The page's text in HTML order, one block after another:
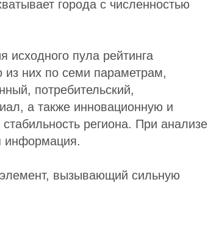
города с численностью
исходного пула рейтинга
из них по семи параметрам,
потребительский,
а также инновационную и
региона. При анализе
информация.
вызывающий сильную